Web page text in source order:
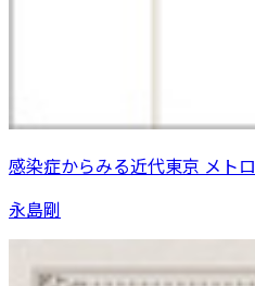
感染症からみる近代東京 メト
永島剛